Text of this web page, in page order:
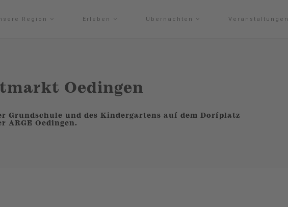
Region Erleben Übernachten Veranstaltungen
Oedingen
Grundschule und des Kindergartens auf dem Dorfplatz
ARGE Oedingen.